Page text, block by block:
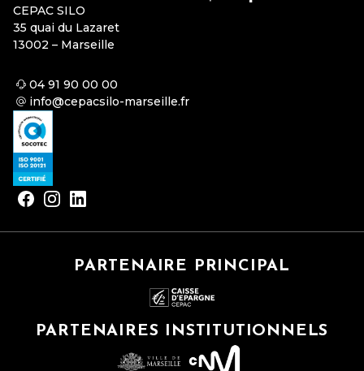
CEPAC SILO
35 quai du Lazaret
13002 – Marseille
04 91 90 00 00
info@cepacsilo-marseille.fr
PARTENAIRE PRINCIPAL
PARTENAIRES INSTITUTIONNELS